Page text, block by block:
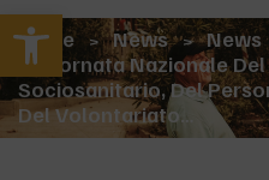
Apri la barra degli strumentiHome > News > News
《Giornata Nazionale
Sociosanitario, Del
Del Volontariato…